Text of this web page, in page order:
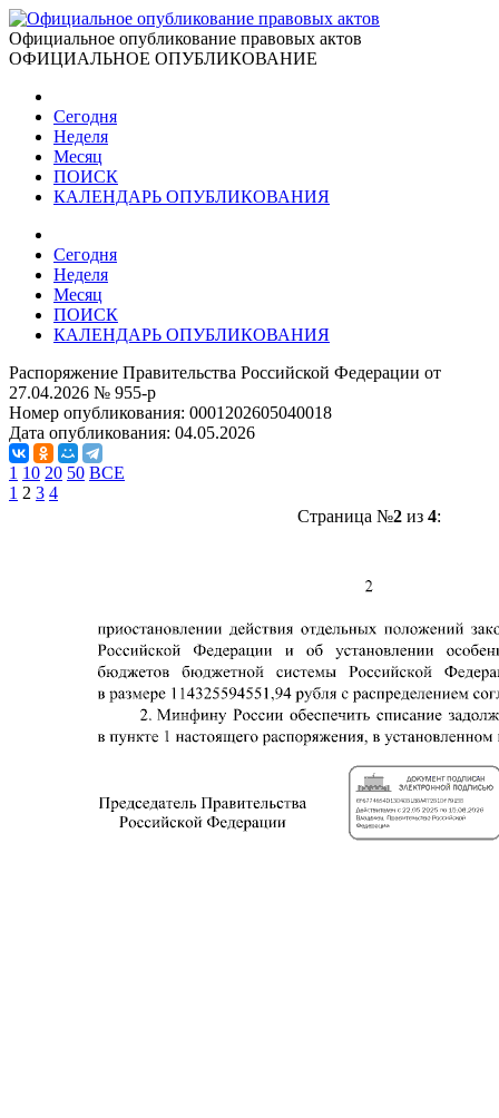
Официальное опубликование правовых актов
ОФИЦИАЛЬНОЕ ОПУБЛИКОВАНИЕ
Сегодня
Неделя
Месяц
ПОИСК
КАЛЕНДАРЬ ОПУБЛИКОВАНИЯ
Сегодня
Неделя
Месяц
ПОИСК
КАЛЕНДАРЬ ОПУБЛИКОВАНИЯ
Распоряжение Правительства Российской Федерации от
27.04.2026 № 955-р
Номер опубликования: 0001202605040018
Дата опубликования: 04.05.2026
1 10 20 50 ВСЕ
1 2 3 4
Страница №2из 4: